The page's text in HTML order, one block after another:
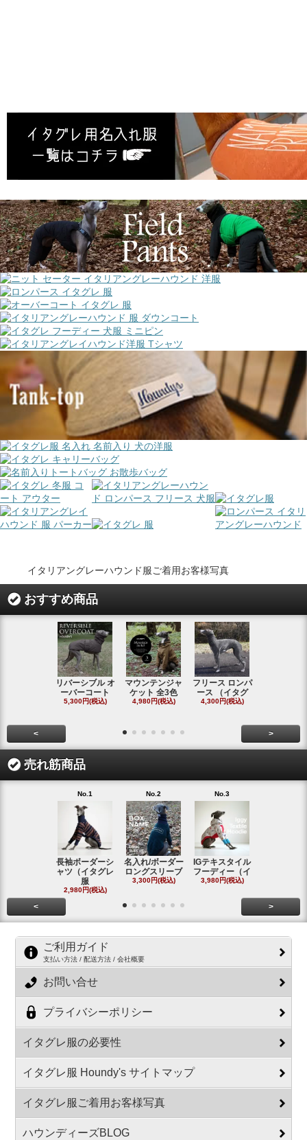
イタリアングレーハウンド服ご着用お客様写真
おすすめ商品
リバーシブル オ
ーバーコート
5,300円(税込)
マウンテンジャ
ケット 全3色
4,980円(税込)
フリース ロンパ
ース （イタグ
4,300円(税込)
< >
売れ筋商品
No.1
長袖ボーダーシ
ャツ（イタグレ
服
2,980円(税込)
No.2
名入れ/ボーダー
ロングスリーブ
3,300円(税込)
No.3
IGテキスタイル
フーディー（イ
3,980円(税込)
< >
ご利用ガイド
支払い方法 / 配送方法 / 会社概要
お問い合せ
プライバシーポリシー
イタグレ服の必要性
イタグレ服 Houndy's サイトマップ
イタグレ服ご着用お客様写真
ハウンディーズBLOG